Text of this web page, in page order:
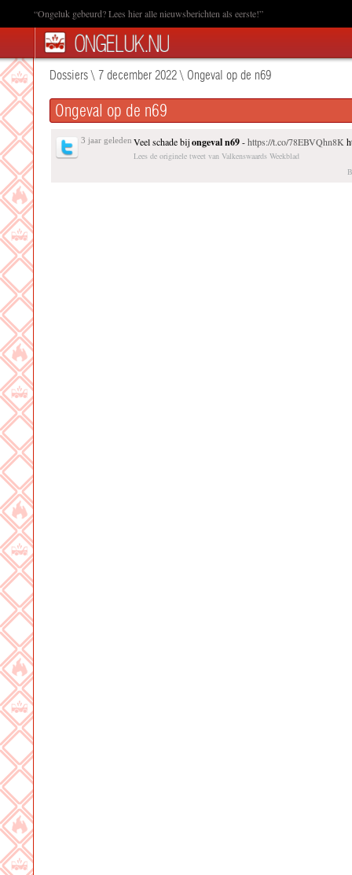
“Ongeluk gebeurd? Lees hier alle nieuwsberichten als eerste!”
Dossiers\ 7 december 2022\ Ongeval op de n69
Ongeval op de n69
3 jaar geleden Veel schade bijongevaln69-https://t.co/78EBVQhn8K
Lees de originele tweet van Valkenswaards Weekblad